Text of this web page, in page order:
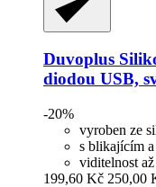
Duvoplus
diodou USB,
-20%
vyroben ze
s blikajícím
viditelnost
199,60 Kč 250,00